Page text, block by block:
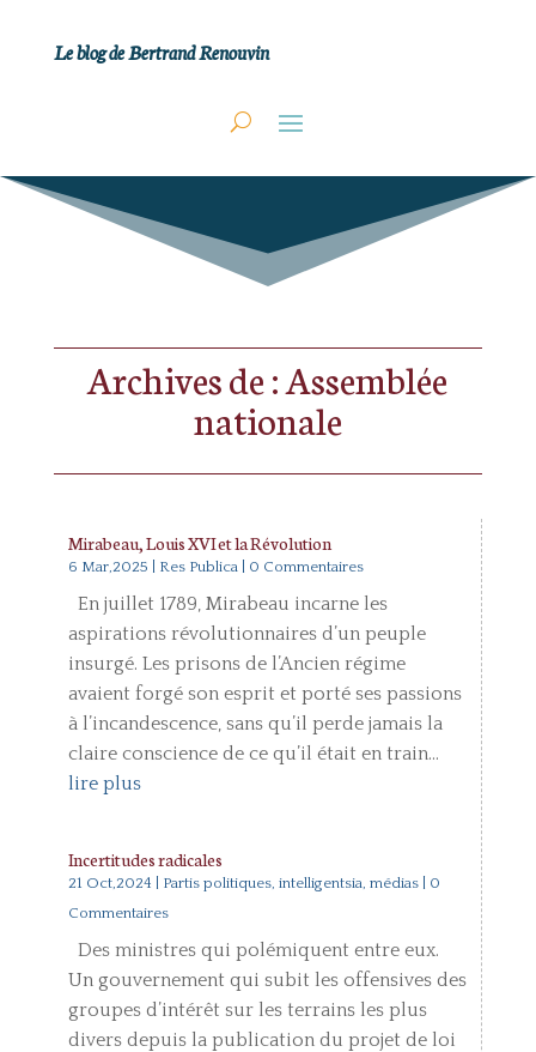
Le blog de Bertrand Renouvin
Archives de : Assemblée
nationale
Mirabeau, Louis XVI et la Révolution
6 Mar,2025 Res Publica| 0 Commentaires
En juillet 1789, Mirabeau incarne les
aspirations révolutionnaires d’un peuple
insurgé. Les prisons de l’Ancien régime
avaient forgé son esprit et porté ses passions
à l’incandescence, sans qu’il perde jamais la
claire conscience de ce qu’il était en train...
lire plus
Incertitudes radicales
21 Oct,2024 Partis politiques, intelligentsia, médias| 0
Commentaires
Des ministres qui polémiquent entre eux.
Un gouvernement qui subit les offensives des
groupes d’intérêt sur les terrains les plus
divers depuis la publication du projet de loi